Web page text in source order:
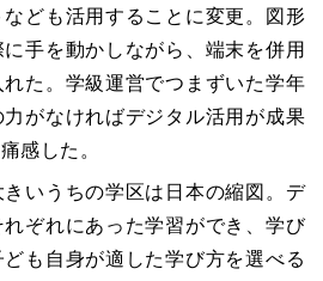
ども活用することに変更。図形
手を動かしながら、端末を併用
た。学級運営でつまずいた学年
がなければデジタル活用が成果
感した。
きいうちの学区は日本の縮図。デ
ぞれにあった学習ができ、学び
も自身が適した学び方を選べる